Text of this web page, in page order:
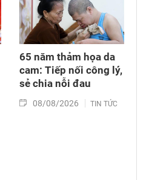
65 năm thảm họa da
cam: Tiếp nối công lý,
sẻ chia nỗi đau
08/08/2026 TIN TỨC